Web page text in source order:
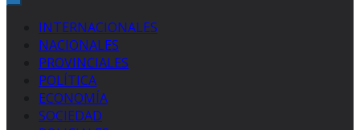
INTERNACIONALES
NACIONALES
PROVINCIALES
POLÍTICA
ECONOMÍA
SOCIEDAD